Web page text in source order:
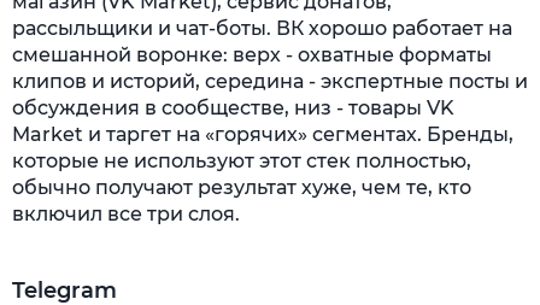
рассыльщики и чат-боты. ВК хорошо работает на
смешанной воронке: верх - охватные форматы
клипов и историй, середина - экспертные посты и
обсуждения в сообществе, низ - товары VK
Market и таргет на «горячих» сегментах. Бренды,
которые не используют этот стек полностью,
обычно получают результат хуже, чем те, кто
включил все три слоя.
Telegram